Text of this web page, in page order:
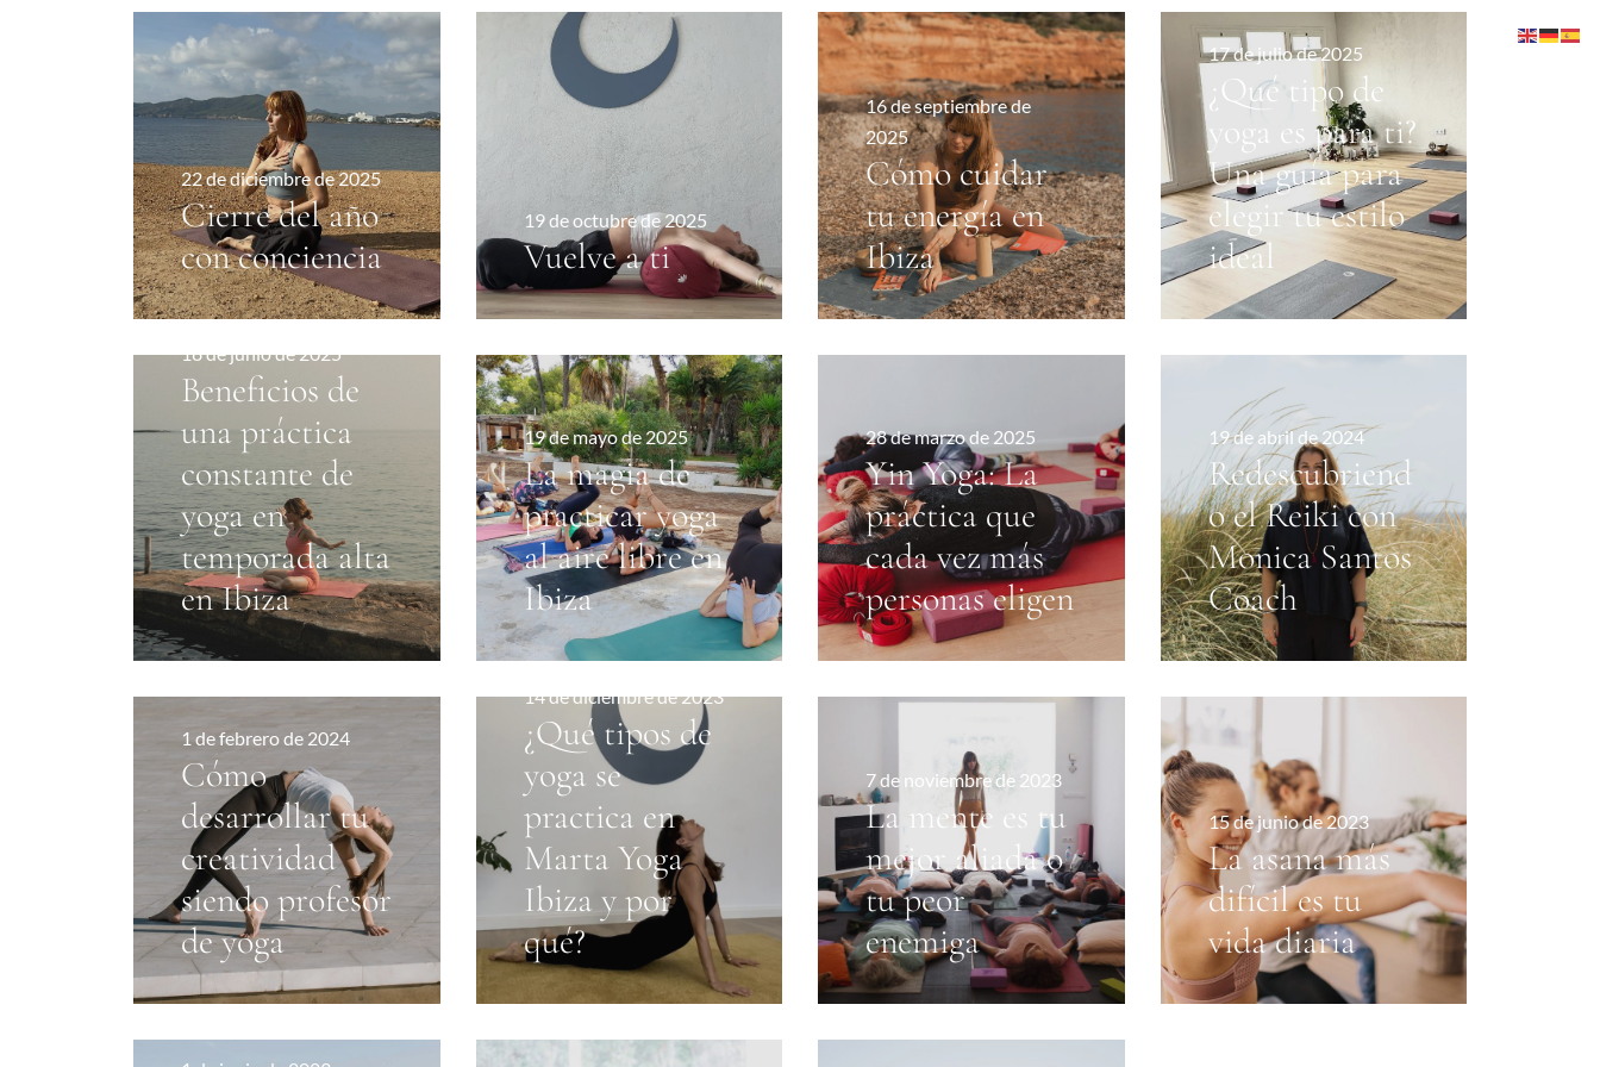
22 de diciembre de 2025
Cierre del año
con conciencia
19 de octubre de 2025
Vuelve a ti
16 de septiembre de
2025
Cómo cuidar
tu energía en
Ibiza
17 de julio de 2025
¿Qué tipo de
yoga es para ti?
Una guía para
elegir tu estilo
ideal
18 de junio de 2025
Beneficios de
una práctica
constante de
yoga en
temporada alta
en Ibiza
19 de mayo de 2025
La magia de
practicar yoga
al aire libre en
Ibiza
28 de marzo de 2025
Yin Yoga: La
práctica que
cada vez más
personas eligen
19 de abril de 2024
Redescubriend
o el Reiki con
Monica Santos
Coach
1 de febrero de 2024
Cómo
desarrollar tu
creatividad
siendo profesor
de yoga
14 de diciembre de 2023
¿Qué tipos de
yoga se
practica en
Marta Yoga
Ibiza y por
qué?
7 de noviembre de 2023
La mente es tu
mejor aliada o
tu peor
enemiga
15 de junio de 2023
La asana más
difícil es tu
vida diaria